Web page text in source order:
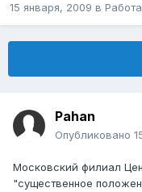
15 января, 2009 в
Pahan
Опубликовано
Московский филиал
"существенное